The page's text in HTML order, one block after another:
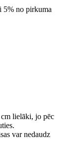
5% no pirkuma
lielāki, jo pēc
var nedaudz